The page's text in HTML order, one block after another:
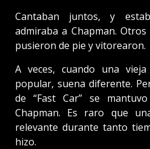
Cantaban juntos, y
admiraba a Chapman.
pusieron de pie y vitorearon.
A veces, cuando una
popular, suena diferente.
de “Fast Car” se
Chapman. Es raro que
relevante durante tanto
hizo.